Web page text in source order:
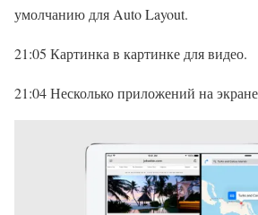
умолчанию для Auto Layout.
21:05 Картинка в картинке для видео.
21:04 Несколько приложений на